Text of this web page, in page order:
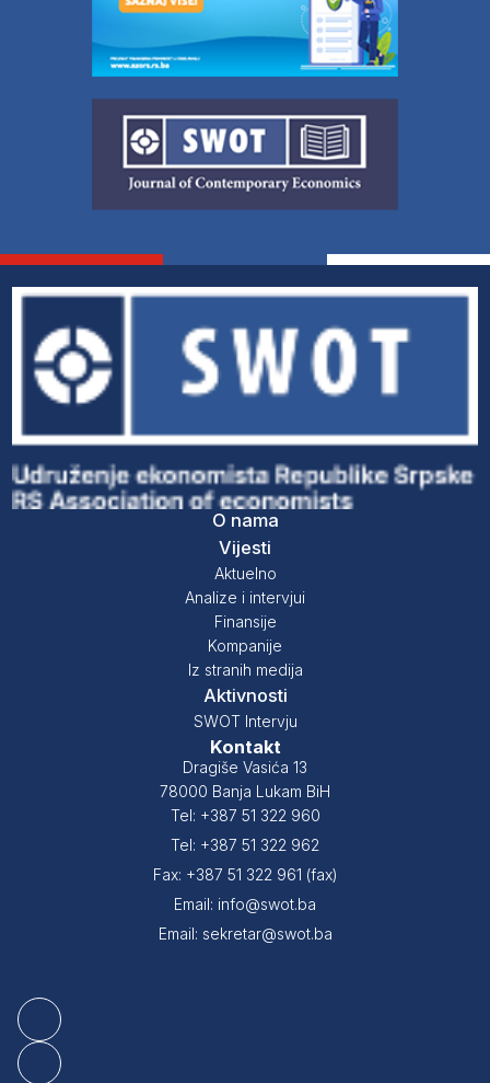
O nama
Vijesti
Aktuelno
Analize i intervjui
Finansije
Kompanije
Iz stranih medija
Aktivnosti
SWOT Intervju
Kontakt
Dragiše Vasića 13
78000 Banja Lukam BiH
Tel: +387 51 322 960
Tel: +387 51 322 962
Fax: +387 51 322 961 (fax)
Email: info@swot.ba
Email: sekretar@swot.ba